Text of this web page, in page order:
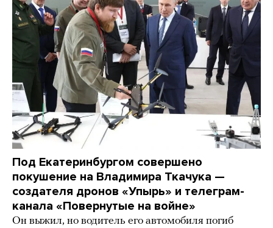
Под Екатеринбургом совершено
покушение на Владимира Ткачука —
создателя дронов «Упырь» и телеграм-
канала «Повернутые на войне»
Он выжил, но водитель его автомобиля погиб